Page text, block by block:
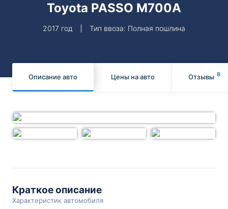
Toyota PASSO M700A
2017 год Тип ввоза: Полная пошлина
Описание авто Цены на авто Отзывы 8
Краткое описание
Характеристик автомобиля